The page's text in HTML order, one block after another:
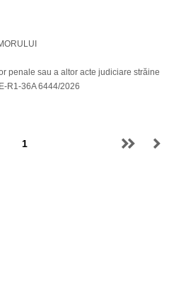
penale sau a altor acte judiciare străine
R1-36A 6444/2026